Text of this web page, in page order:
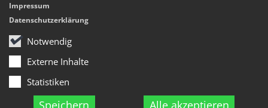
Notwendig
Externe Inhalte
Statistiken
Speichern Alle akzeptieren
Impressum
Datenschutzerklärung